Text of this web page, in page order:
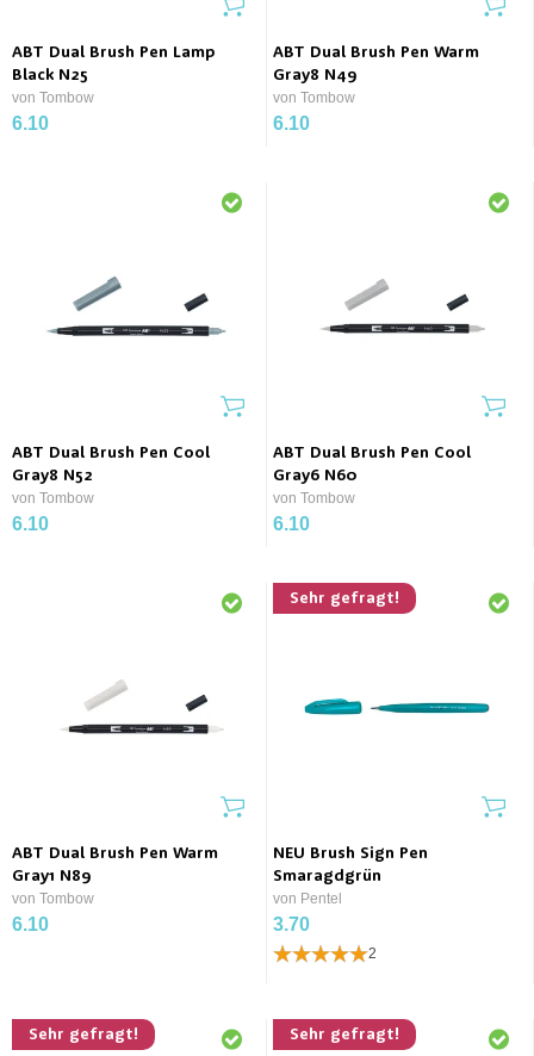
ABT Dual Brush Pen Lamp
Black N25
von Tombow
6.10
ABT Dual Brush Pen Warm
Gray8 N49
von Tombow
6.10
ABT Dual Brush Pen Cool
Gray8 N52
von Tombow
6.10
ABT Dual Brush Pen Cool
Gray6 N60
von Tombow
6.10
ABT Dual Brush Pen Warm
Gray1 N89
von Tombow
6.10
Sehr gefragt!
NEU Brush Sign Pen
Smaragdgrün
von Pentel
3.70
2
Sehr gefragt! Sehr gefragt!